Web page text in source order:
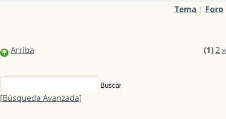
Tema | Foro
Arriba (1)2»
[Búsqueda Avanzada]